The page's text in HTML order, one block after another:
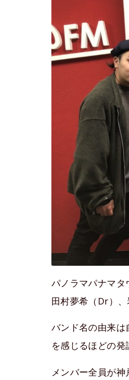
パノラマパナマタ
田村夢希（Dr）
バンド名の由来
を感じるほどの発
メンバー全員が